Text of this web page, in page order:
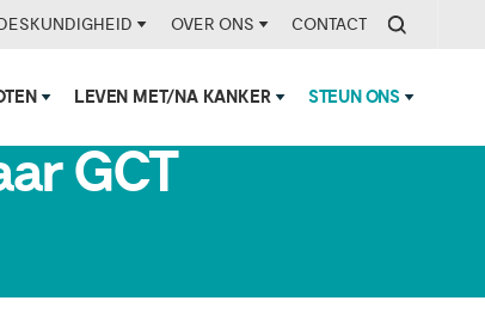
OVER ONS CONTACT
LEVEN MET/NA KANKER STEUN ONS
GCT